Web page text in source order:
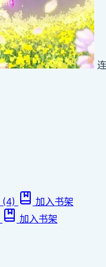
(4)
加入书架
加入书架